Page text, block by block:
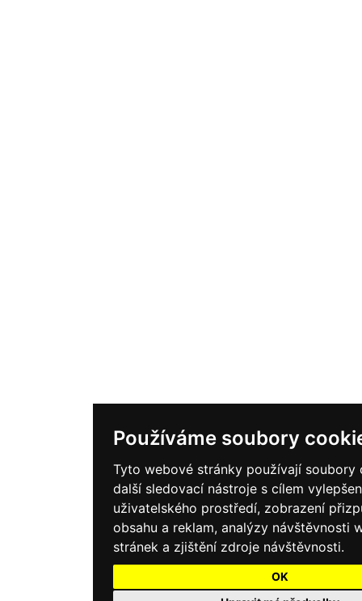
Používáme soubory
Tyto webové stránky používají soubory
další sledovací nástroje s cílem
uživatelského prostředí, zobrazení
obsahu a reklam, analýzy návštěvnosti
stránek a zjištění zdroje návštěvnosti.
OK